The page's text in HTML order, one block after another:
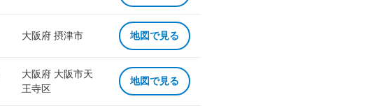
大阪府 摂津市 地図で見る
大阪府 大阪市天
王寺区
地図で見る